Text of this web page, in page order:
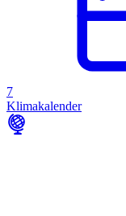
7
Klimakalender